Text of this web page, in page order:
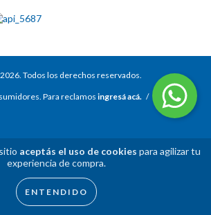
aceptás el uso de cookies para agilizar tu
experiencia de compra.
ENTENDIDO
Todos los derechos reservados.
Para reclamos ingresá acá. /
Botón de